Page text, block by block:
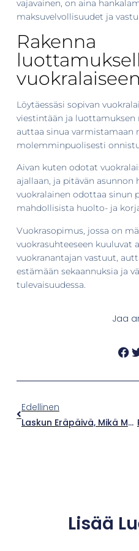
vajavainen, on aina
maksuvelvollisuudet ja
Rakenna
vuokralaiseen
Löytäessäsi sopivan
viestintään ja luottamuksen
auttaa sinua
molemminpuolisesti
Aivan kuten odotat
ajallaan, ja pitävän asunnon
vuokralainen odottaa sinun
mahdollisista huolto- ja
Vuokrasopimus, jossa on
vuokrasuhteeseen kuuluvat
vuokranantajan vastuut,
estämään sekaannuksia ja
tulevaisuudessa.
Jaa
Edellinen
Laskun Eräpäivä, Mikä Merkitys Sillä On?
Lisää